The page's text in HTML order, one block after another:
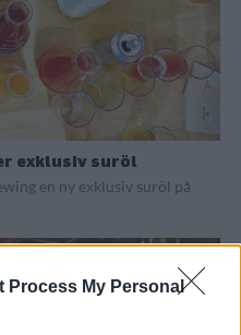
Process My Personal
exklusiv suröl
en ny exklusiv suröl på